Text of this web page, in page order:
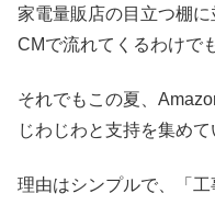
家電量販店の目立つ棚
CMで流れてくるわけで
それでもこの夏、
じわじわと支持を集めて
理由はシンプルで、「